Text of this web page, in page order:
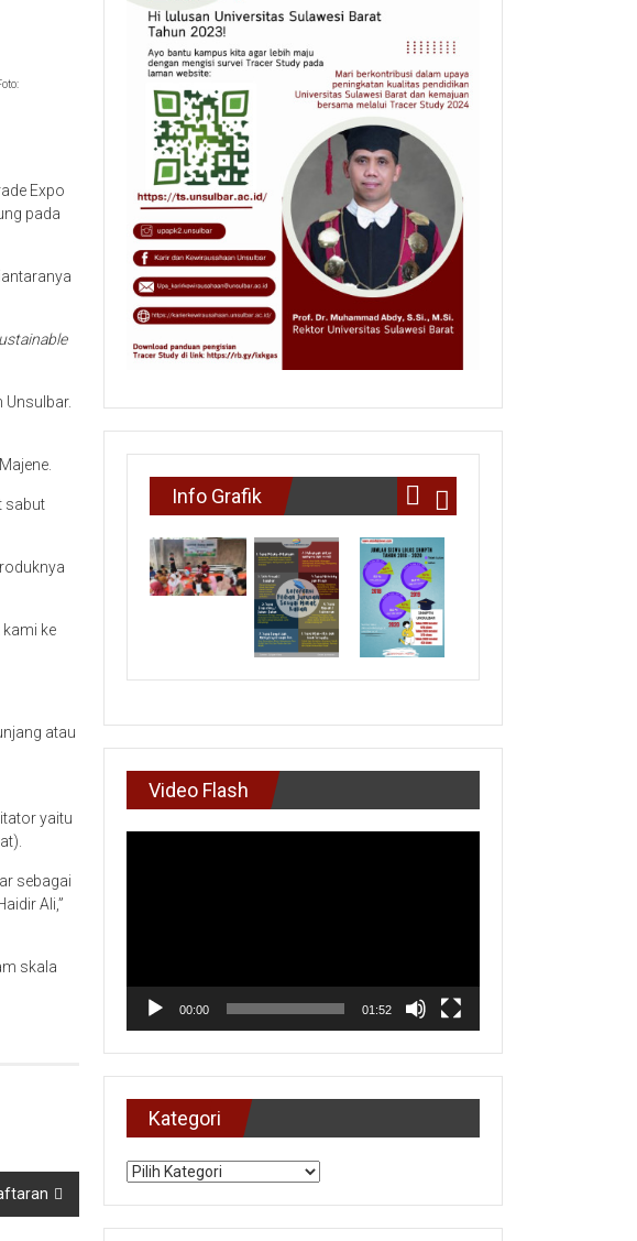
Expo
pada
sabut
ke
atau
yaitu
sebagai
Ali,”
skala
Info Grafik
Video Flash
00:00 01:52
Kategori
Kategori